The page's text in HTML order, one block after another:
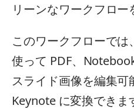
リーンなワークフロー
このワークフローでは、
使って PDF、
スライド画像を編集
Keynote に変換できま